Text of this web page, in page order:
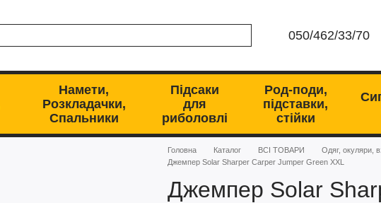
050/462/33/70
Намети,
Розкладачки,
Спальники
Підсаки
для
риболовлі
Род-поди,
підставки,
стійки
Головна Каталог ВСІ ТОВАРИ Одяг, окуляри,
Джемпер Solar Sharper Carper Jumper Green XXL
Джемпер Solar